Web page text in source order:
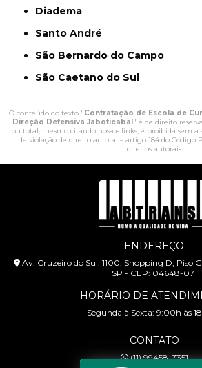
Diadema
Santo André
São Bernardo do Campo
São Caetano do Sul
O conteúdo do texto "Contratação de Escola de
Direção Defensiva Jaboticabal" é de direito
ou total, mesmo citando nossos links, é proibida sem
de violação de direito autoral – artigo 184 do Código
direitos autorais.
ENDEREÇO
Av. Cruzeiro do Sul, 1100, Shopping D, Piso
SP - CEP: 04648-071
HORÁRIO DE
Segunda à Sexta: 9:00h às
CONTATO
(11) 99458-7351